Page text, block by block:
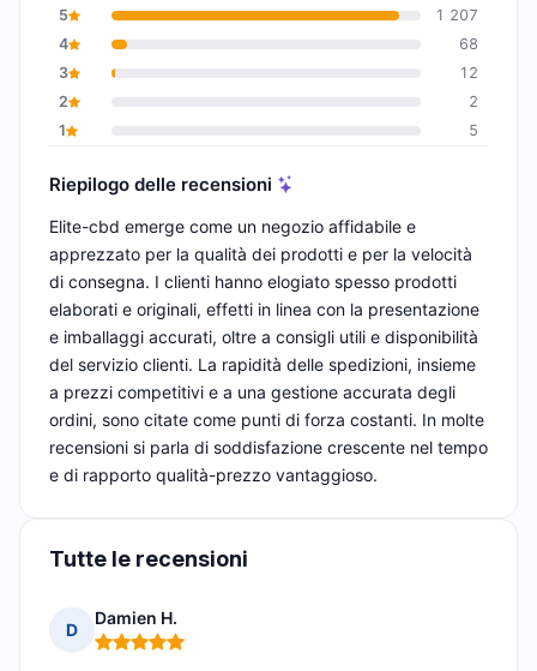
5
1 207
4
68
3
12
2
2
1
5
Riepilogo delle recensioni
Elite-cbd emerge come un negozio affidabile e
apprezzato per la qualità dei prodotti e per la velocità
di consegna. I clienti hanno elogiato spesso prodotti
elaborati e originali, effetti in linea con la presentazione
e imballaggi accurati, oltre a consigli utili e disponibilità
del servizio clienti. La rapidità delle spedizioni, insieme
a prezzi competitivi e a una gestione accurata degli
ordini, sono citate come punti di forza costanti. In molte
recensioni si parla di soddisfazione crescente nel tempo
e di rapporto qualità-prezzo vantaggioso.
Tutte le recensioni
D
Damien H.
Nota: 5 su 5